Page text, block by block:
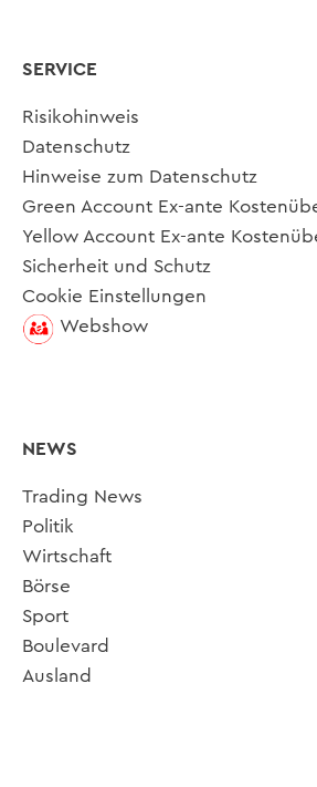
SERVICE
Risikohinweis
Datenschutz
Hinweise zum Datenschutz
Green Account Ex-ante
Yellow Account Ex-ante
Sicherheit und Schutz
Cookie Einstellungen
Webshow
NEWS
Trading News
Politik
Wirtschaft
Börse
Sport
Boulevard
Ausland